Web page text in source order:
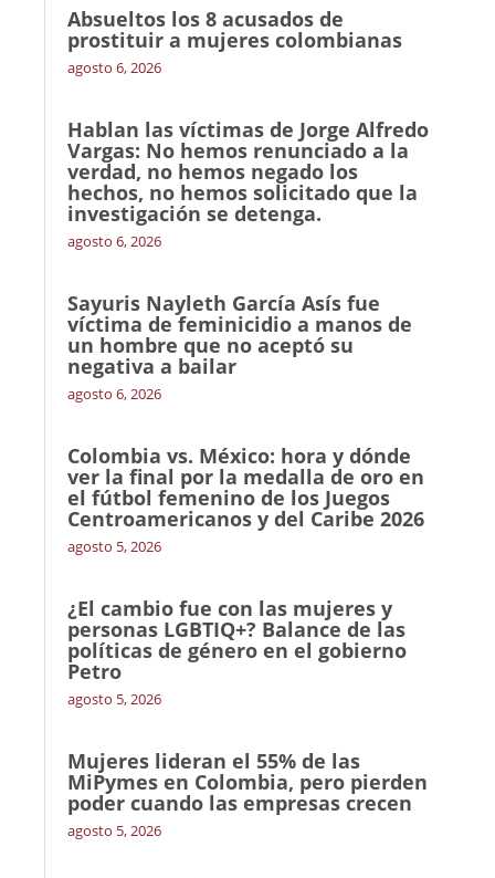
Absueltos los 8 acusados de
prostituir a mujeres colombianas
agosto 6, 2026
Hablan las víctimas de Jorge Alfredo
Vargas: No hemos renunciado a la
verdad, no hemos negado los
hechos, no hemos solicitado que la
investigación se detenga.
agosto 6, 2026
Sayuris Nayleth García Asís fue
víctima de feminicidio a manos de
un hombre que no aceptó su
negativa a bailar
agosto 6, 2026
Colombia vs. México: hora y dónde
ver la final por la medalla de oro en
el fútbol femenino de los Juegos
Centroamericanos y del Caribe 2026
agosto 5, 2026
¿El cambio fue con las mujeres y
personas LGBTIQ+? Balance de las
políticas de género en el gobierno
Petro
agosto 5, 2026
Mujeres lideran el 55% de las
MiPymes en Colombia, pero pierden
poder cuando las empresas crecen
agosto 5, 2026